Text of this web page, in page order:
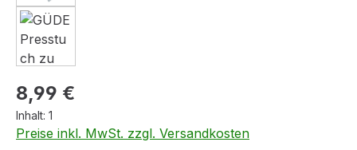
Regulärer Preis:
8,99 €
Inhalt: 1
Preise inkl. MwSt. zzgl. Versandkosten